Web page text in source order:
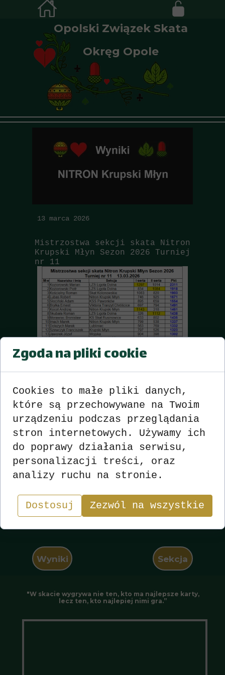
Opolski Związek Skata
Okręg Opole
Wyniki Sekcja
13 marca 2026
Mistrzostwa sekcji skata Nitron
Krupski Młyn Sezon 2026 Turniej
nr 11
"W skacie wygrywa nie ten, kto ma najlepsze karty,
lecz ten, kto najlepiej nimi gra.”
Zgoda na pliki cookie
Cookies to małe pliki danych,
które są przechowywane na Twoim
urządzeniu podczas przeglądania
stron internetowych. Używamy ich
do poprawy działania serwisu,
personalizacji treści, oraz
analizy ruchu na stronie.
Dostosuj Zezwól na wszystkie